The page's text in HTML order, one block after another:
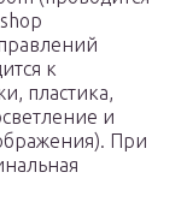
к
пластика,
и
При